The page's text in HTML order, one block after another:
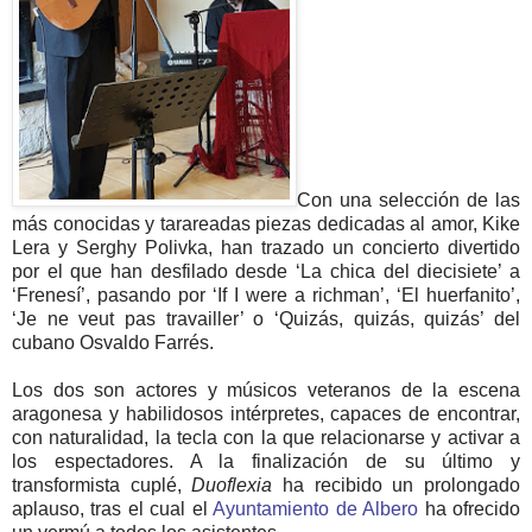
Con una selección de las
más conocidas y tarareadas piezas dedicadas al amor, Kike
Lera y Serghy Polivka, han trazado un concierto divertido
por el que han desfilado desde ‘La chica del diecisiete’ a
‘Frenesí’, pasando por ‘If I were a richman’, ‘El huerfanito’,
‘Je ne veut pas travailler’ o ‘Quizás, quizás, quizás’ del
cubano Osvaldo Farrés.
Los dos son actores y músicos veteranos de la escena
aragonesa y habilidosos intérpretes, capaces de encontrar,
con naturalidad, la tecla con la que relacionarse y activar a
los espectadores. A la finalización de su último y
transformista cuplé,Duoflexia
ha recibido un prolongado
aplauso, tras el cual elAyuntamiento de Albero ha ofrecido